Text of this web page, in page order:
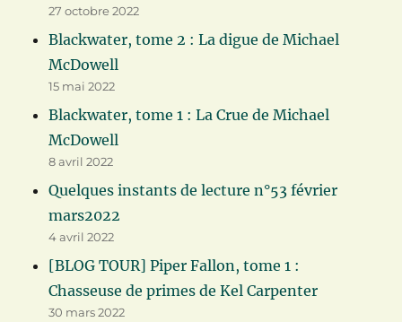
27 octobre 2022
Blackwater, tome 2 : La digue de Michael
McDowell
15 mai 2022
Blackwater, tome 1 : La Crue de Michael
McDowell
8 avril 2022
Quelques instants de lecture n°53 février
mars2022
4 avril 2022
[BLOG TOUR] Piper Fallon, tome 1 :
Chasseuse de primes de Kel Carpenter
30 mars 2022